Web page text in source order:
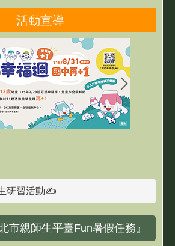
動
活動宣導
研習活動✍
市親師生平臺Fun暑假任務』